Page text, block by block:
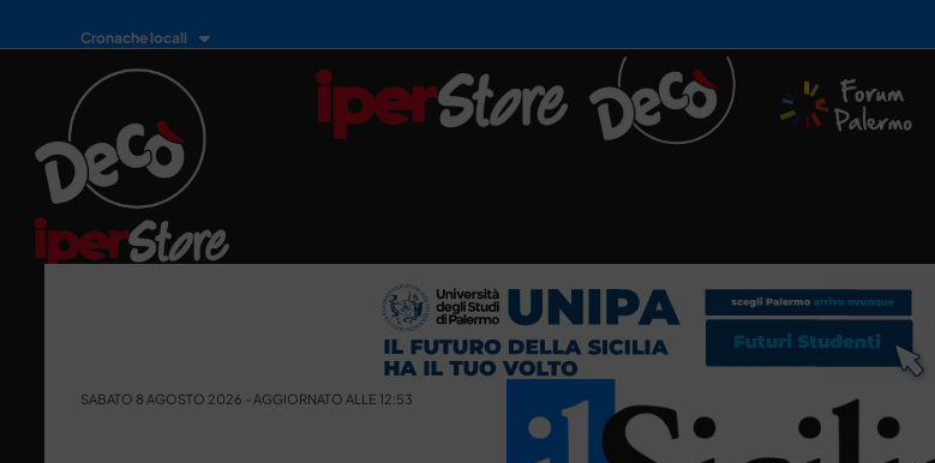
Cronache locali
SABATO 8 AGOSTO 2026 - AGGIORNATO ALLE 12:53